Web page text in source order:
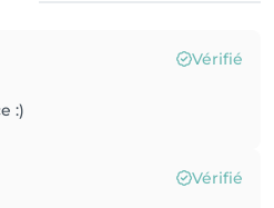
Vérifié
:)
Vérifié